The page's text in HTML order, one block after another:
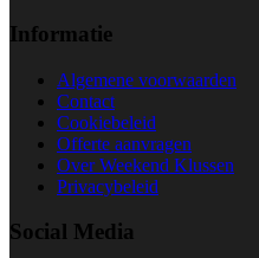
Informatie
Algemene voorwaarden
Contact
Cookiebeleid
Offerte aanvragen
Over Weekend Klussen
Privacybeleid
Social Media